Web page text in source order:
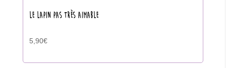
LE LAPIN PAS TRÈS AIMABLE
5,90€